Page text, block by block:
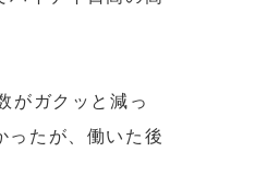
がガクッと減っ
ったが、働いた後